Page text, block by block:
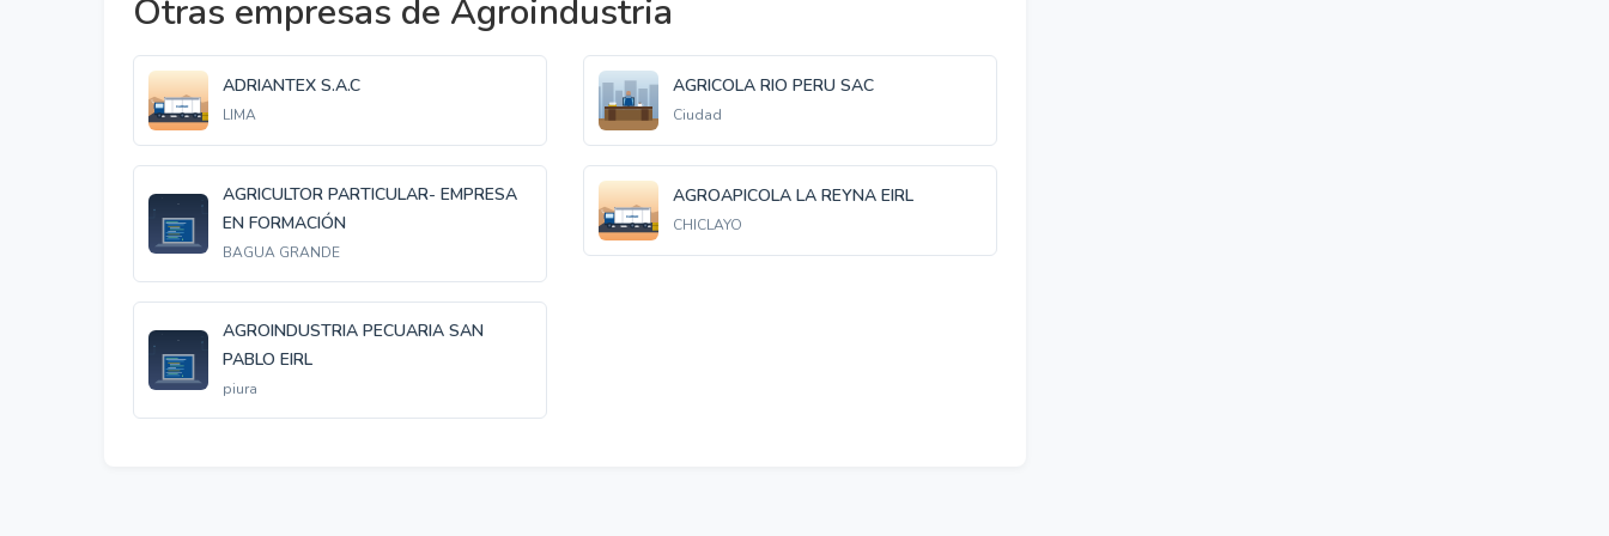
Otras empresas de Agroindustria
ADRIANTEX S.A.C
LIMA
AGRICOLA RIO PERU SAC
Ciudad
AGRICULTOR PARTICULAR- EMPRESA
EN FORMACIÓN
BAGUA GRANDE
AGROAPICOLA LA REYNA EIRL
CHICLAYO
AGROINDUSTRIA PECUARIA SAN
PABLO EIRL
piura